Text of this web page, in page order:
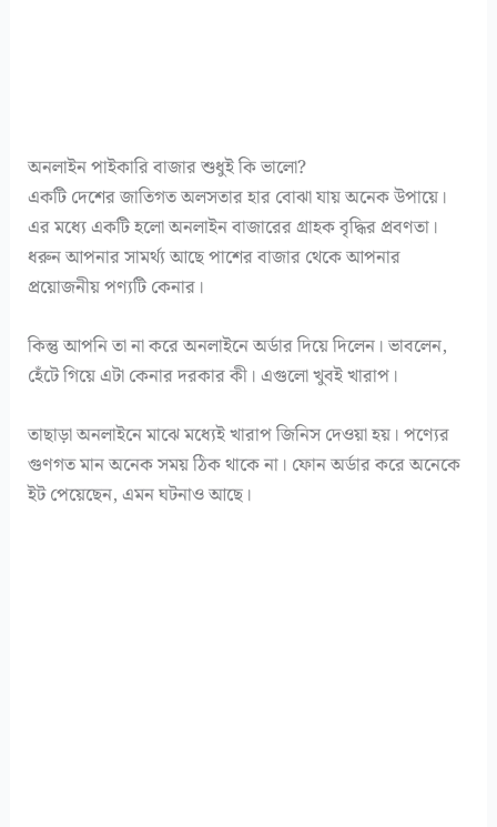
অনলাইন পাইকারি বাজার শুধুই কি ভালো?
একটি দেশের জাতিগত অলসতার হার বোঝা যায় অনেক উপায়ে।
এর মধ্যে একটি হলো অনলাইন বাজারের গ্রাহক বৃদ্ধির প্রবণতা।
ধরুন আপনার সামর্থ্য আছে পাশের বাজার থেকে আপনার
প্রয়োজনীয় পণ্যটি কেনার।
কিন্তু আপনি তা না করে অনলাইনে অর্ডার দিয়ে দিলেন। ভাবলেন,
হেঁটে গিয়ে এটা কেনার দরকার কী। এগুলো খুবই খারাপ।
তাছাড়া অনলাইনে মাঝে মধ্যেই খারাপ জিনিস দেওয়া হয়। পণ্যের
গুণগত মান অনেক সময় ঠিক থাকে না। ফোন অর্ডার করে অনেকে
ইট পেয়েছেন, এমন ঘটনাও আছে।